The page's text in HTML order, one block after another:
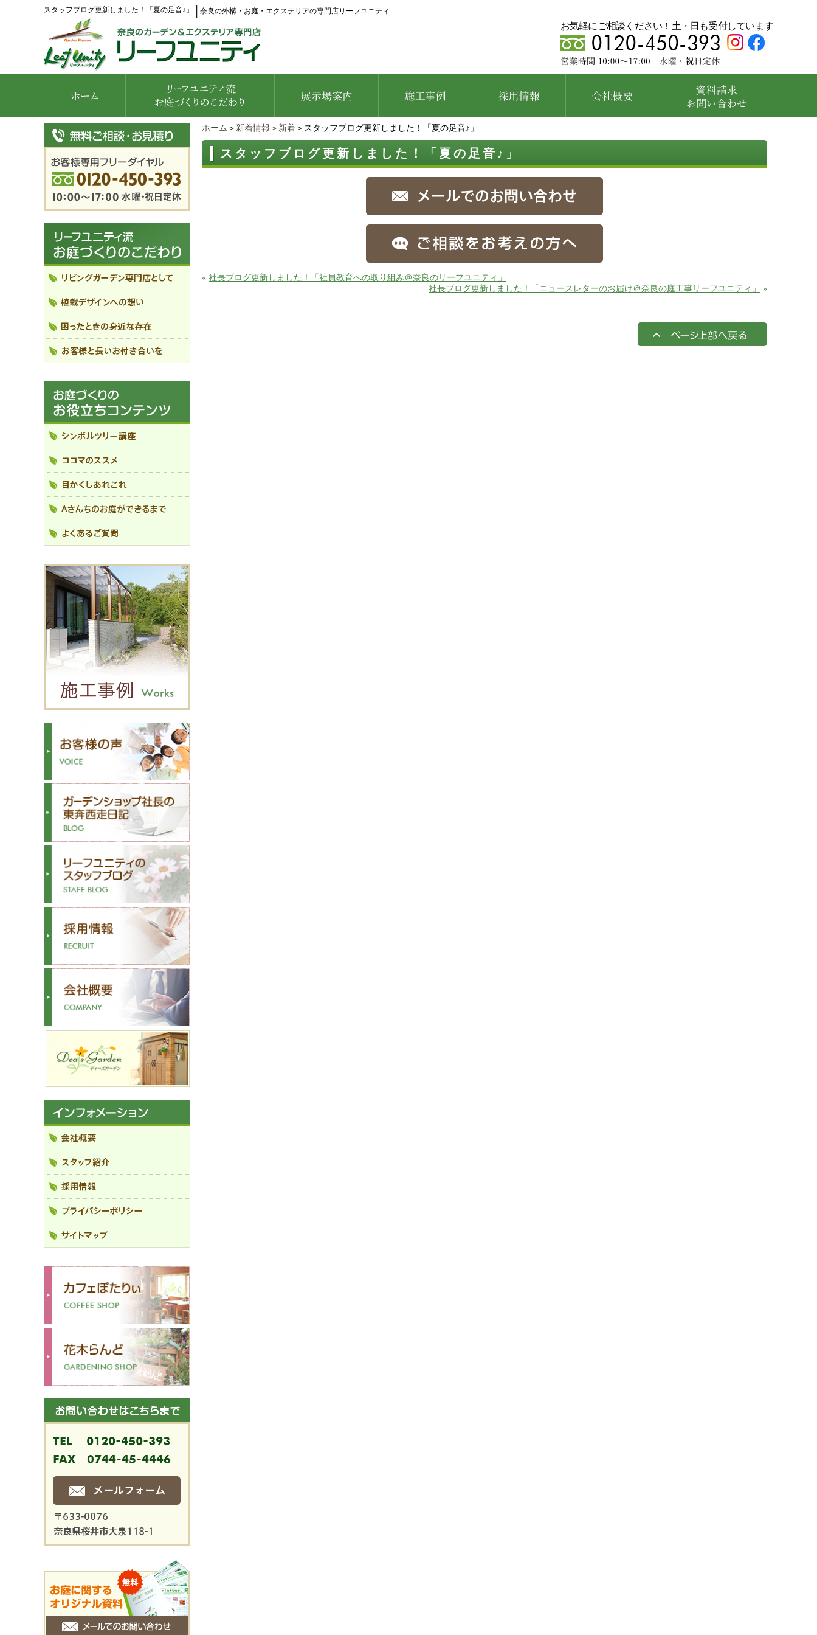
スタッフブログ更新しました！「夏の足音♪」 奈良の外構・お庭・エクステリアの専門店リーフユニティ
お気軽にご相談ください！土・日も受付しています
ホーム ＞ 新着情報 ＞ 新着 ＞スタッフブログ更新しました！「夏の足音♪」
スタッフブログ更新しました！「夏の足音♪」
« 社長ブログ更新しました！「社員教育への取り組み＠奈良のリーフユニティ」
社長ブログ更新しました！「ニュースレターのお届け＠奈良の庭工事リーフユニティ」
»